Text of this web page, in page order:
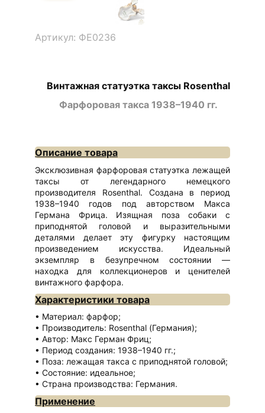
Винтажная статуэтка таксы Rosenthal
Фарфоровая такса 1938–1940 гг.
Описание товара
Эксклюзивная фарфоровая статуэтка лежащей
таксы от легендарного немецкого
производителя Rosenthal. Создана в период
1938–1940 годов под авторством Макса
Германа Фрица. Изящная поза собаки с
приподнятой головой и выразительными
деталями делает эту фигурку настоящим
произведением искусства. Идеальный
экземпляр в безупречном состоянии —
находка для коллекционеров и ценителей
винтажного фарфора.
Характеристики товара
Материал: фарфор;
Производитель: Rosenthal (Германия);
Автор: Макс Герман Фриц;
Период создания: 1938–1940 гг.;
Поза: лежащая такса с приподнятой головой;
Состояние: идеальное;
Страна производства: Германия.
Применение
Артикул: ФЕ0236